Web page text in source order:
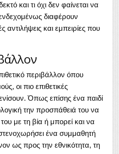
και τι όχι δεν φαίνεται να
διαφέρουν
και εμπειρίες που
περιβάλλον όπου
οι πιο επιθετικές
Όπως επίσης ένα παιδί
την προσπάθειά του να
με τη βία ή μπορεί και να
ένα συμμαθητή
ως προς την εθνικότητα, τη